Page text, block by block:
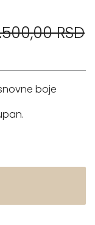
RSD
boje